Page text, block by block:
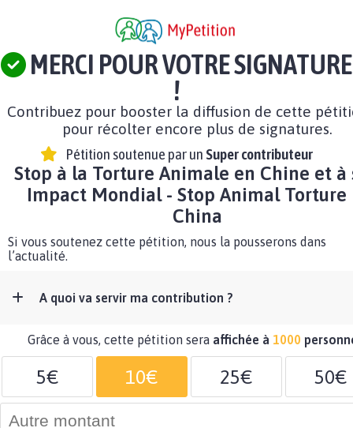
MERCI POUR VOTRE SIGNATURE
!
Contribuez pour booster la diffusion de cette
pour récolter encore plus de signatures.
Pétition soutenue par un Super contributeur
Stop à la Torture Animale en Chine et à
Impact Mondial - Stop Animal Torture
China
Si vous soutenez cette pétition, nous la pousserons dans
l’actualité.
A quoi va servir ma contribution ?
Grâce à vous, cette pétition sera affichée à 1000
5€ 10€ 25€ 50€